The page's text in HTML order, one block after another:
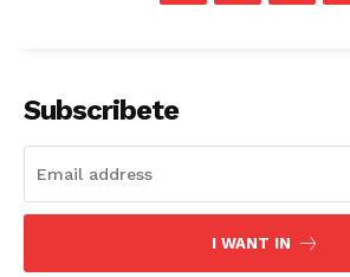
Subscribete
I WANT IN